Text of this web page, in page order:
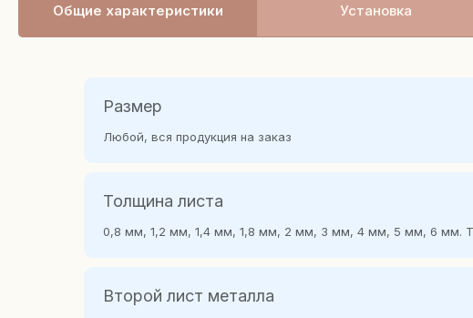
Общие характеристики Установка
Размер
Любой, вся продукция на заказ
Толщина листа
0,8 мм, 1,2 мм, 1,4 мм, 1,8 мм, 2 мм, 3 мм, 4 мм, 5 мм, 6 мм.
Второй лист металла